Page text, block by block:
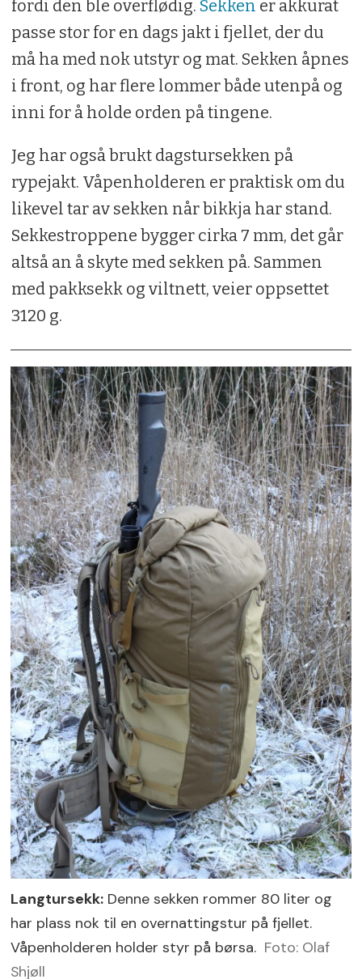
fordi den ble overflødig. Sekken er akkurat
passe stor for en dags jakt i fjellet, der du
må ha med nok utstyr og mat. Sekken åpnes
i front, og har flere lommer både utenpå og
inni for å holde orden på tingene.
Jeg har også brukt dagstursekken på
rypejakt. Våpenholderen er praktisk om du
likevel tar av sekken når bikkja har stand.
Sekkestroppene bygger cirka 7 mm, det går
altså an å skyte med sekken på. Sammen
med pakksekk og viltnett, veier oppsettet
3120 g.
Langtursekk: Denne sekken rommer 80 liter og
har plass nok til en overnattingstur på fjellet.
Våpenholderen holder styr på børsa. Foto: Olaf
Shjøll